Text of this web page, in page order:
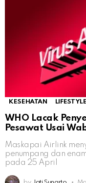
KESEHATAN LIFESTYLE
WHO Lacak
Pesawat Usai
Maskapai Airlink
penumpang dan
pada 25 April